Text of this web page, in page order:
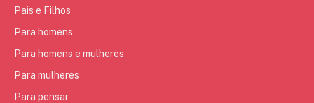
Pais e Filhos
Para homens
Para homens e mulheres
Para mulheres
Para pensar